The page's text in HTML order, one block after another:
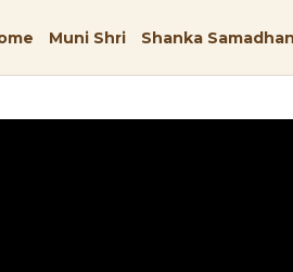
Muni Shri Shanka Samadhan